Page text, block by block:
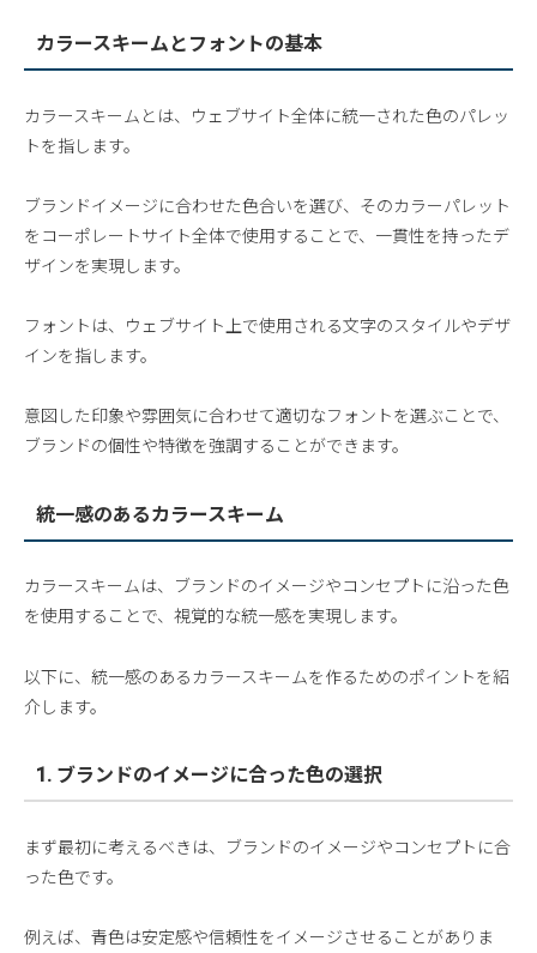
カラースキームとフォントの基本
カラースキームとは、ウェブサイト全体に統一された色のパレッ
トを指します。
ブランドイメージに合わせた色合いを選び、そのカラーパレット
をコーポレートサイト全体で使用することで、一貫性を持ったデ
ザインを実現します。
フォントは、ウェブサイト上で使用される文字のスタイルやデザ
インを指します。
意図した印象や雰囲気に合わせて適切なフォントを選ぶことで、
ブランドの個性や特徴を強調することができます。
統一感のあるカラースキーム
カラースキームは、ブランドのイメージやコンセプトに沿った色
を使用することで、視覚的な統一感を実現します。
以下に、統一感のあるカラースキームを作るためのポイントを紹
介します。
1. ブランドのイメージに合った色の選択
まず最初に考えるべきは、ブランドのイメージやコンセプトに合
った色です。
例えば、青色は安定感や信頼性をイメージさせることがありま